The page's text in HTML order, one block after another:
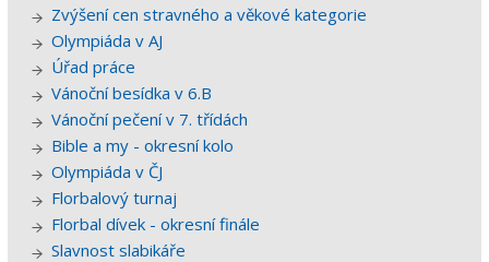
Zvýšení cen stravného a věkové kategorie
Olympiáda v AJ
Úřad práce
Vánoční besídka v 6.B
Vánoční pečení v 7. třídách
Bible a my - okresní kolo
Olympiáda v ČJ
Florbalový turnaj
Florbal dívek - okresní finále
Slavnost slabikáře